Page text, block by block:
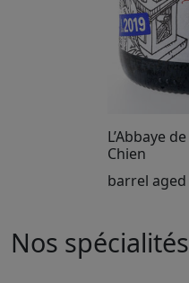
L’Abbaye
Chien
barrel
Nos